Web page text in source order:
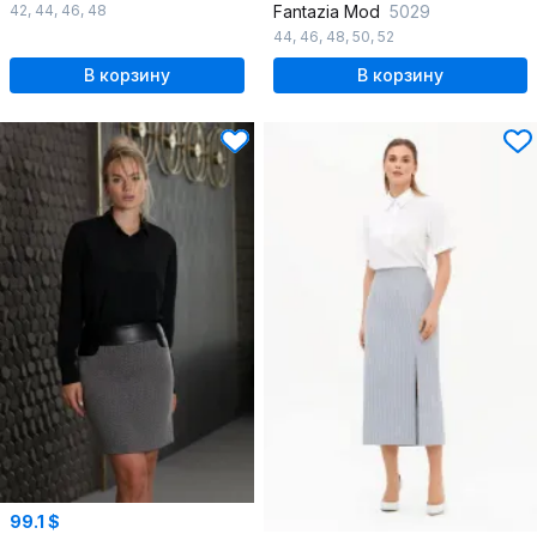
42, 44, 46, 48
В корзину
Fantazia Mod 5029
44, 46, 48, 50, 52
В корзину
99.1 $